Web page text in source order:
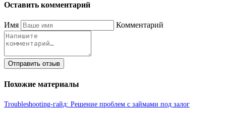
Оставить комментарий
Имя Комментарий
Отправить отзыв
Похожие материалы
Troubleshooting-гайд: Решение проблем с займами под залог